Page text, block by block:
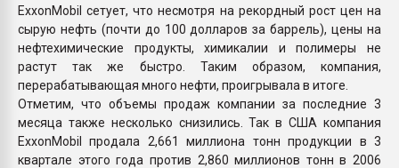
ExxonMobil сетует, что несмотря на рекордный рост цен на
сырую нефть (почти до 100 долларов за баррель), цены на
нефтехимические продукты, химикалии и полимеры не
растут так же быстро. Таким образом, компания,
перерабатывающая много нефти, проигрывала в итоге.
Отметим, что объемы продаж компании за последние 3
месяца также несколько снизились. Так в США компания
ExxonMobil продала 2,661 миллиона тонн продукции в 3
квартале этого года против 2,860 миллионов тонн в 2006